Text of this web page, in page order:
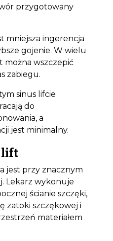
przygotowany
mniejsza ingerencja
gojenie. W wielu
można wszczepić
zabiegu.
sinus lifcie
do
a
jest minimalny.
lift
jest przy znacznym
Lekarz wykonuje
ścianie szczęki,
zatoki szczękowej i
materiałem